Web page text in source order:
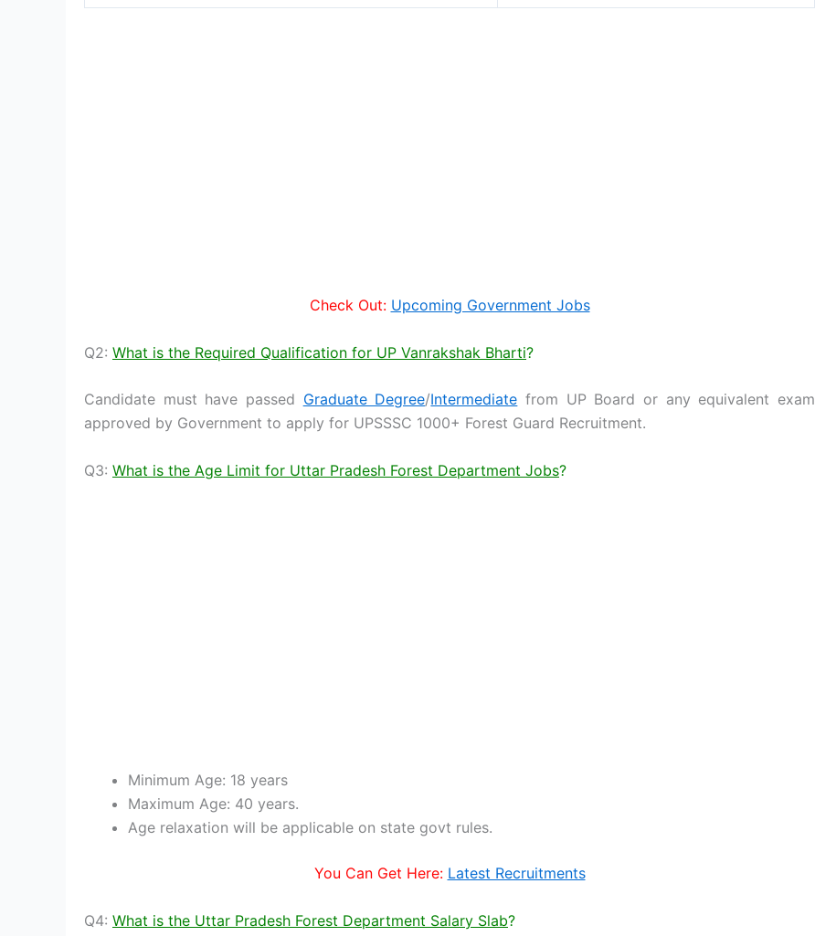
Check Out: Upcoming Government Jobs
Q2: What is the Required Qualification for UP Vanrakshak Bharti?
Candidate must have passed Graduate Degree/Intermediate from UP Board or any equivalent exam
approved by Government to apply for UPSSSC 1000+ Forest Guard Recruitment.
Q3: What is the Age Limit for Uttar Pradesh Forest Department Jobs?
Minimum Age: 18 years
Maximum Age: 40 years.
Age relaxation will be applicable on state govt rules.
You Can Get Here: Latest Recruitments
Q4: What is the Uttar Pradesh Forest Department Salary Slab?